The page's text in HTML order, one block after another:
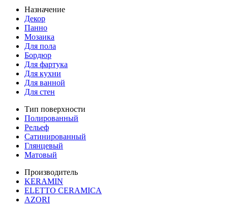
Назначение
Декор
Панно
Мозаика
Для пола
Бордюр
Для фартука
Для кухни
Для ванной
Для стен
Тип поверхности
Полированный
Рельеф
Сатинированный
Глянцевый
Матовый
Производитель
KERAMIN
ELETTO CERAMICA
AZORI